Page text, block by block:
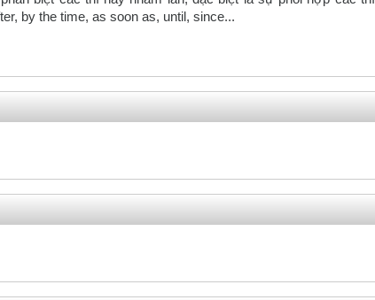
by the time, as soon as, until, since...